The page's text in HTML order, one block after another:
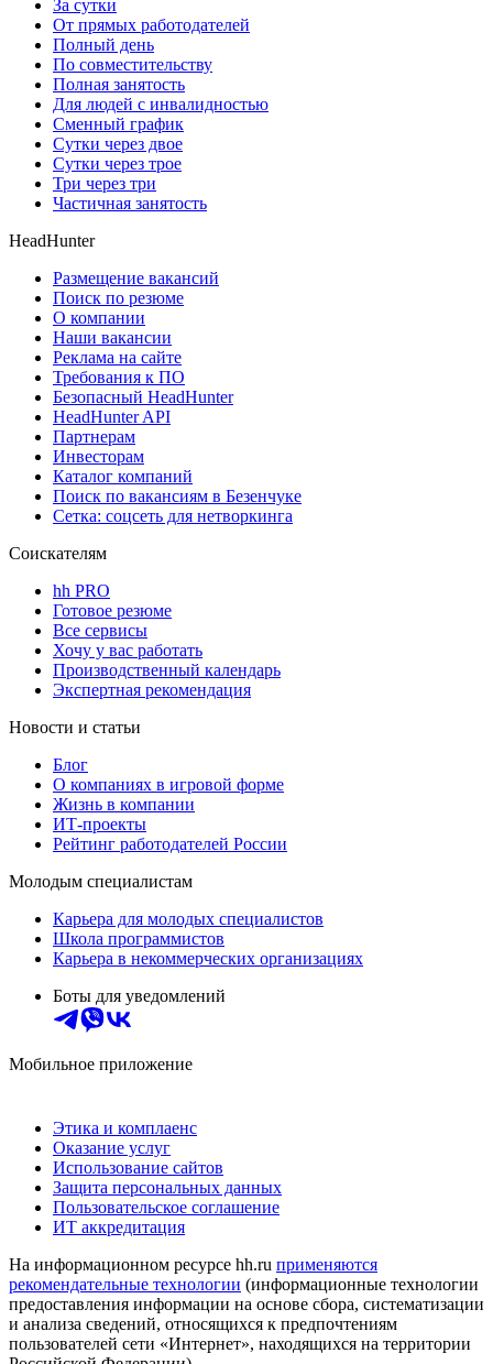
За сутки
От прямых работодателей
Полный день
По совместительству
Полная занятость
Для людей с инвалидностью
Сменный график
Сутки через двое
Сутки через трое
Три через три
Частичная занятость
HeadHunter
Размещение вакансий
Поиск по резюме
О компании
Наши вакансии
Реклама на сайте
Требования к ПО
Безопасный HeadHunter
HeadHunter API
Партнерам
Инвесторам
Каталог компаний
Поиск по вакансиям в Безенчуке
Сетка: соцсеть для нетворкинга
Соискателям
hh PRO
Готовое резюме
Все сервисы
Хочу у вас работать
Производственный календарь
Экспертная рекомендация
Новости и статьи
Блог
О компаниях в игровой форме
Жизнь в компании
ИТ-проекты
Рейтинг работодателей России
Молодым специалистам
Карьера для молодых специалистов
Школа программистов
Карьера в некоммерческих организациях
Боты для уведомлений
Мобильное приложение
Этика и комплаенс
Оказание услуг
Использование сайтов
Защита персональных данных
Пользовательское соглашение
ИТ аккредитация
На информационном ресурсе hh.ru применяются
рекомендательные технологии (информационные технологии
предоставления информации на основе сбора, систематизации
и анализа сведений, относящихся к предпочтениям
пользователей сети «Интернет», находящихся на территории